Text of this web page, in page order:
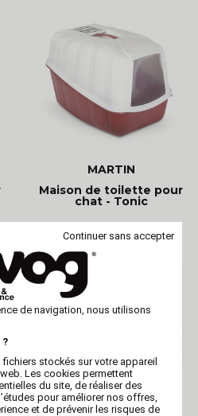
MARTIN
Maison de toilette pour
chat - Tonic
MARTIN
Continuer sans accepter
de navigation, nous utilisons
?
stockés sur votre appareil
Les cookies permettent
du site, de réaliser des
pour améliorer nos offres,
et de prévenir les risques de